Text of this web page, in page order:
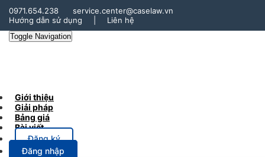
0971.654.238
service.center@caselaw.vn
Hướng dẫn sử dụng
Liên hệ
Toggle Navigation
Giới thiệu
Giải pháp
Bảng giá
Bài viết
Đăng ký
Đăng nhập